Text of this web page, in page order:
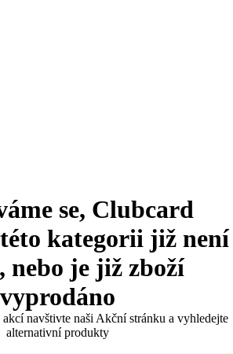
se, Clubcard
kategorii již není
nebo je již zboží
vyprodáno
navštivte naši Akční stránku a vyhledejte
alternativní produkty